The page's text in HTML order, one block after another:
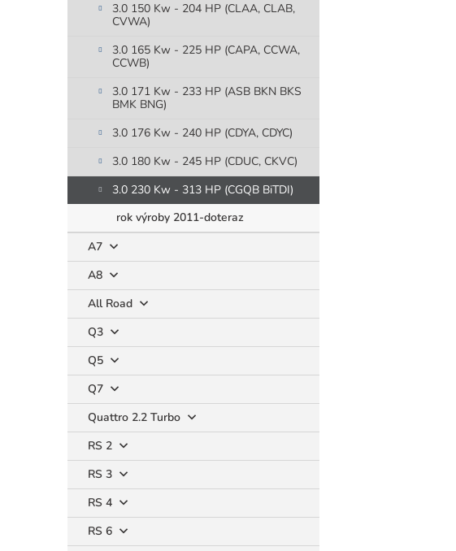
3.0 150 Kw - 204 HP (CLAA, CLAB,
CVWA)
3.0 165 Kw - 225 HP (CAPA, CCWA,
CCWB)
3.0 171 Kw - 233 HP (ASB BKN BKS
BMK BNG)
3.0 176 Kw - 240 HP (CDYA, CDYC)
3.0 180 Kw - 245 HP (CDUC, CKVC)
3.0 230 Kw - 313 HP (CGQB BiTDI)
rok výroby 2011-doteraz
A7
A8
All Road
Q3
Q5
Q7
Quattro 2.2 Turbo
RS 2
RS 3
RS 4
RS 6